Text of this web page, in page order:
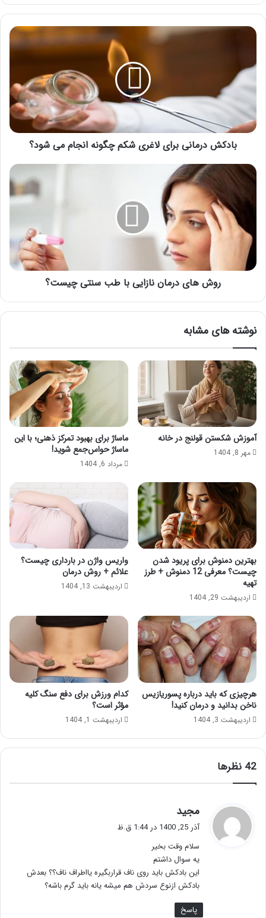
ت
ب
ک
د
ر
م
ا
ب
ر
ی
ی
م
گ
ه
ا
ن
ج
ا
م
م
ی
و
د
بادکش درمانی برای لاغری شکم چگونه انجام می شود؟
ر
و
ه
ی
م
ز
ا
ی
ب
ا
ط
ب
س
ن
ت
چ
ی
ت
؟
روش های درمان نازایی با طب سنتی چیست؟
نوشته های مشابه
آموزش شکستن قولنج در خانه
مهر 8, 1404
ماساژ برای بهبود تمرکز ذهنی؛ با این
ماساژ حواس‌جمع شوید!
مرداد 6, 1404
بهترین دمنوش برای پریود شدن
چیست؟ معرفی 12 دمنوش + طرز
تهیه
اردیبهشت 29, 1404
واریس واژن در بارداری چیست؟
علائم + روش درمان
اردیبهشت 13, 1404
هرچیزی که باید درباره پسوریازیس
ناخن بدانید و درمان کنید!
اردیبهشت 3, 1404
کدام ورزش برای دفع سنگ کلیه
مؤثر است؟
اردیبهشت 1, 1404
‫42 نظرها
مجید
ف
:
آذر 25, 1400 در 1:44 ق.ظ
سلام وقت بخیر
یه سوال داشتم
این بادکش باید روی ناف قراربگیره یااطراف ناف؟؟ بعدش
بادکش ازنوع سردش هم میشه یانه باید گرم باشه؟
پاسخ